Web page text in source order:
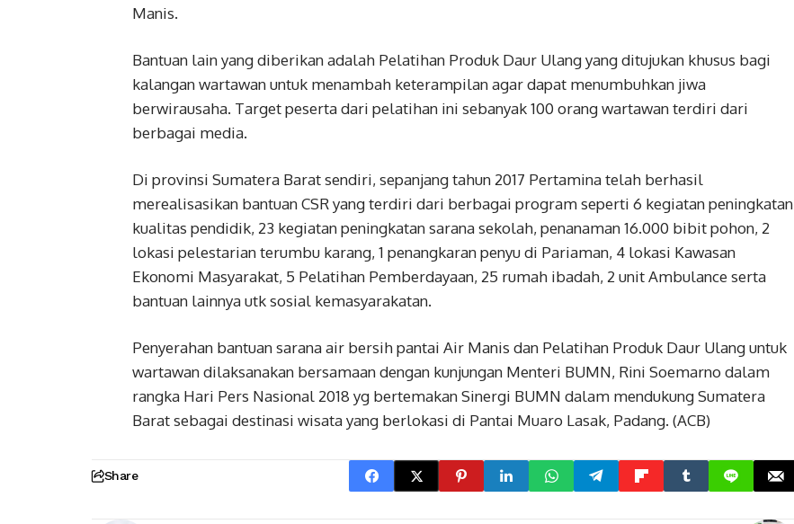
Manis.
Bantuan lain yang diberikan adalah Pelatihan Produk Daur Ulang yang ditujukan khusus bagi
kalangan wartawan untuk menambah keterampilan agar dapat menumbuhkan jiwa
berwirausaha. Target peserta dari pelatihan ini sebanyak 100 orang wartawan terdiri dari
berbagai media.
Di provinsi Sumatera Barat sendiri, sepanjang tahun 2017 Pertamina telah berhasil
merealisasikan bantuan CSR yang terdiri dari berbagai program seperti 6 kegiatan peningkatan
kualitas pendidik, 23 kegiatan peningkatan sarana sekolah, penanaman 16.000 bibit pohon, 2
lokasi pelestarian terumbu karang, 1 penangkaran penyu di Pariaman, 4 lokasi Kawasan
Ekonomi Masyarakat, 5 Pelatihan Pemberdayaan, 25 rumah ibadah, 2 unit Ambulance serta
bantuan lainnya utk sosial kemasyarakatan.
Penyerahan bantuan sarana air bersih pantai Air Manis dan Pelatihan Produk Daur Ulang untuk
wartawan dilaksanakan bersamaan dengan kunjungan Menteri BUMN, Rini Soemarno dalam
rangka Hari Pers Nasional 2018 yg bertemakan Sinergi BUMN dalam mendukung Sumatera
Barat sebagai destinasi wisata yang berlokasi di Pantai Muaro Lasak, Padang. (ACB)
Share